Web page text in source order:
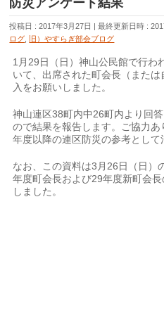
防災アンケート結果
投稿日 : 2017年3月27日 最終更新日時 :
ログ
旧）やすらぎ部会ブログ
1月29日（日）神山公民館で行わ
いて、出席された町会長（また
入をお願いしました。
神山連区38町内中26町内より回
ので結果を報告します。ご協力
年度以降の連区防災の参考として
なお、この資料は3月26日（日）
年度町会長および29年度新町会
しました。